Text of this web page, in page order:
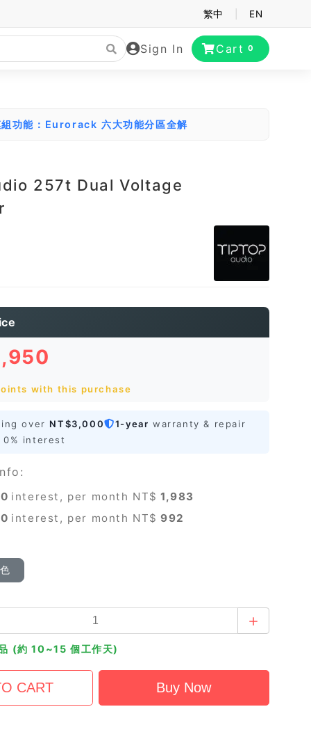
繁中 EN
Sign In Cart 0
組功能：Eurorack 六大功能分區全解
257t Dual Voltage
with this purchase
over NT$3,000 1-year warranty & repair
0% interest
0 interest, per month NT$ 1,983
0 interest, per month NT$ 992
(約 10~15 個工作天)